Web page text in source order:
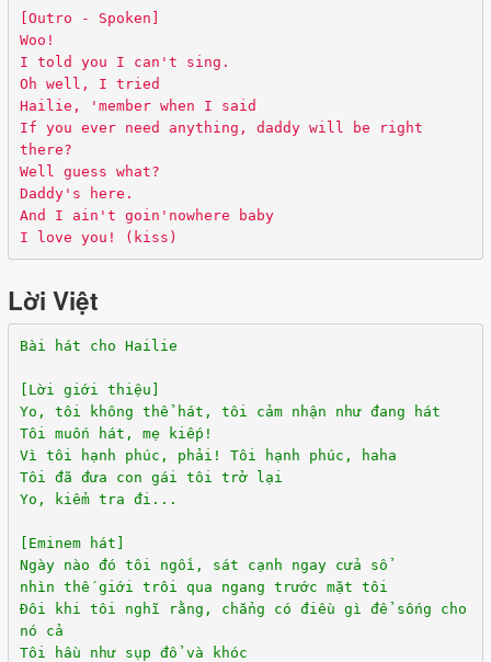
[Outro - Spoken]
Woo!
I told you I can't sing.
Oh well, I tried
Hailie, 'member when I said
If you ever need anything, daddy will be right
there?
Well guess what?
Daddy's here.
And I ain't goin'nowhere baby
I love you! (kiss)
Lời Việt
Bài hát cho Hailie
[Lời giới thiệu]
Yo, tôi không thể hát, tôi cảm nhận như đang hát
Tôi muốn hát, mẹ kiếp!
Vì tôi hạnh phúc, phải! Tôi hạnh phúc, haha
Tôi đã đưa con gái tôi trở lại
Yo, kiểm tra đi...
[Eminem hát]
Ngày nào đó tôi ngồi, sát cạnh ngay cửa sổ
nhìn thế giới trôi qua ngang trước mặt tôi
Đôi khi tôi nghĩ rằng, chẳng có điều gì để sống cho
nó cả
Tôi hầu như sụp đổ và khóc